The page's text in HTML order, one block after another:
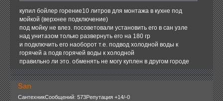
купил бойлер горение10 литров для монтажа в кухне под
мойкой (верхнее подключение)
под мойку не влез. посоветовали установить его в сан узле
над унитазом только развернуть его на 180 гр
и подключить его наоборот т.е. подвод холодной воды к
горячей а подв горячей воды к холодной
правильно ли это. обменять не могу куплен в другом городе
San
СантехникСообщений: 573Репутация +14/-0